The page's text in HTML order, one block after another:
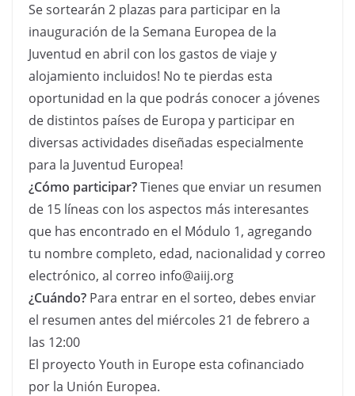
Se sortearán 2 plazas para participar en la
inauguración de la Semana Europea de la
Juventud en abril con los gastos de viaje y
alojamiento incluidos! No te pierdas esta
oportunidad en la que podrás conocer a jóvenes
de distintos países de Europa y participar en
diversas actividades diseñadas especialmente
para la Juventud Europea!
¿Cómo participar?Tienes que enviar un resumen
de 15 líneas con los aspectos más interesantes
que has encontrado en el Módulo 1, agregando
tu nombre completo, edad, nacionalidad y correo
electrónico, al correo info@aiij.org
¿Cuándo? Para entrar en el sorteo, debes enviar
el resumen antes del miércoles 21 de febrero a
las 12:00
El proyecto Youth in Europe esta cofinanciado
por la Unión Europea.